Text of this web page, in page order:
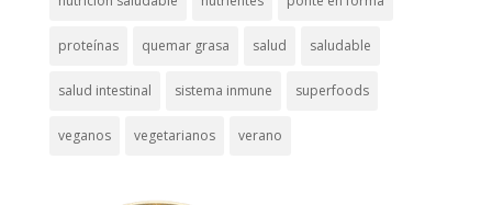
proteínas quemar grasa salud saludable
salud intestinal sistema inmune superfoods
veganos vegetarianos verano